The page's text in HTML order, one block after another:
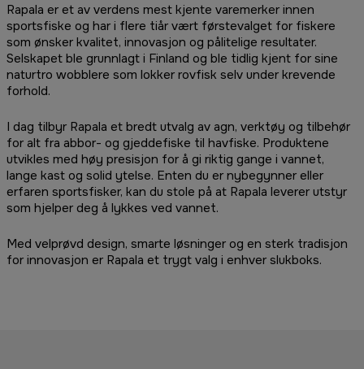
Rapala er et av verdens mest kjente varemerker innen
sportsfiske og har i flere tiår vært førstevalget for fiskere
som ønsker kvalitet, innovasjon og pålitelige resultater.
Selskapet ble grunnlagt i Finland og ble tidlig kjent for sine
naturtro wobblere som lokker rovfisk selv under krevende
forhold.
I dag tilbyr Rapala et bredt utvalg av agn, verktøy og tilbehør
for alt fra abbor- og gjeddefiske til havfiske. Produktene
utvikles med høy presisjon for å gi riktig gange i vannet,
lange kast og solid ytelse. Enten du er nybegynner eller
erfaren sportsfisker, kan du stole på at Rapala leverer utstyr
som hjelper deg å lykkes ved vannet.
Med velprøvd design, smarte løsninger og en sterk tradisjon
for innovasjon er Rapala et trygt valg i enhver slukboks.